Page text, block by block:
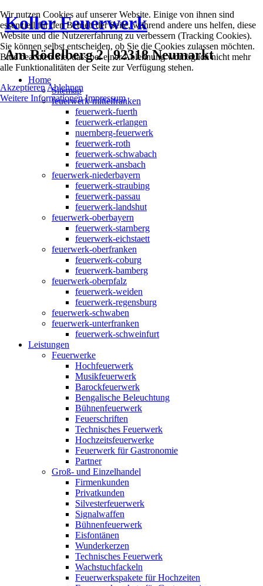
Koller Feuerwerk
Am Rödelberg 2 | 92318 Neumarkt
Home
Sitemap
feuerwerk-mittelfranken
feuerwerk-fuerth
feuerwerk-erlangen
nuernberg-feuerwerk
feuerwerk-roth
feuerwerk-schwabach
feuerwerk-ansbach
feuerwerk-niederbayern
feuerwerk-straubing
feuerwerk-passau
feuerwerk-landshut
feuerwerk-oberbayern
feuerwerk-starnberg
feuerwerk-eichstaett
feuerwerk-oberfranken
feuerwerk-coburg
feuerwerk-bamberg
feuerwerk-oberpfalz
feuerwerk-weiden
feuerwerk-regensburg
feuerwerk-schwaben
feuerwerk-unterfranken
feuerwerk-schweinfurt
Leistungen
Feuerwerke
Hochfeuerwerk
Musikfeuerwerk
Barockfeuerwerk
Bengalische Beleuchtung
Bühnenfeuerwerk
Feuerschriften
Technisches Feuerwerk
Hochzeitsfeuerwerke
Feuerwerk für Gastronomie
Partner
Groß- und Einzelhandel
Firmenkunden
Privatkunden
Silvesterfeuerwerk
Signalwaffen
Bühnenfeuerwerk
Eisfontänen
Wunderkerzen
Technisches Feuerwerk
Wachstuchfackeln
Feuerwerkspakete für Hochzeiten
Wir nutzen Cookies auf unserer Website. Einige von ihnen sind
essenziell für den Betrieb der Seite, während andere uns helfen, diese
Website und die Nutzererfahrung zu verbessern (Tracking Cookies).
Sie können selbst entscheiden, ob Sie die Cookies zulassen möchten.
Bitte beachten Sie, dass bei einer Ablehnung womöglich nicht mehr
alle Funktionalitäten der Seite zur Verfügung stehen.
AkzeptierenAblehnen
Weitere Informationen Impressum